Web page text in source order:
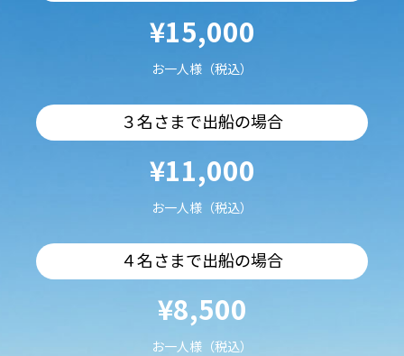
¥15,000
お一人様（税込）
３名さまで出船の場合
¥11,000
お一人様（税込）
４名さまで出船の場合
¥8,500
お一人様（税込）